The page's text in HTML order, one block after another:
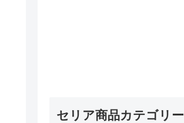
セリア商品カテゴリー